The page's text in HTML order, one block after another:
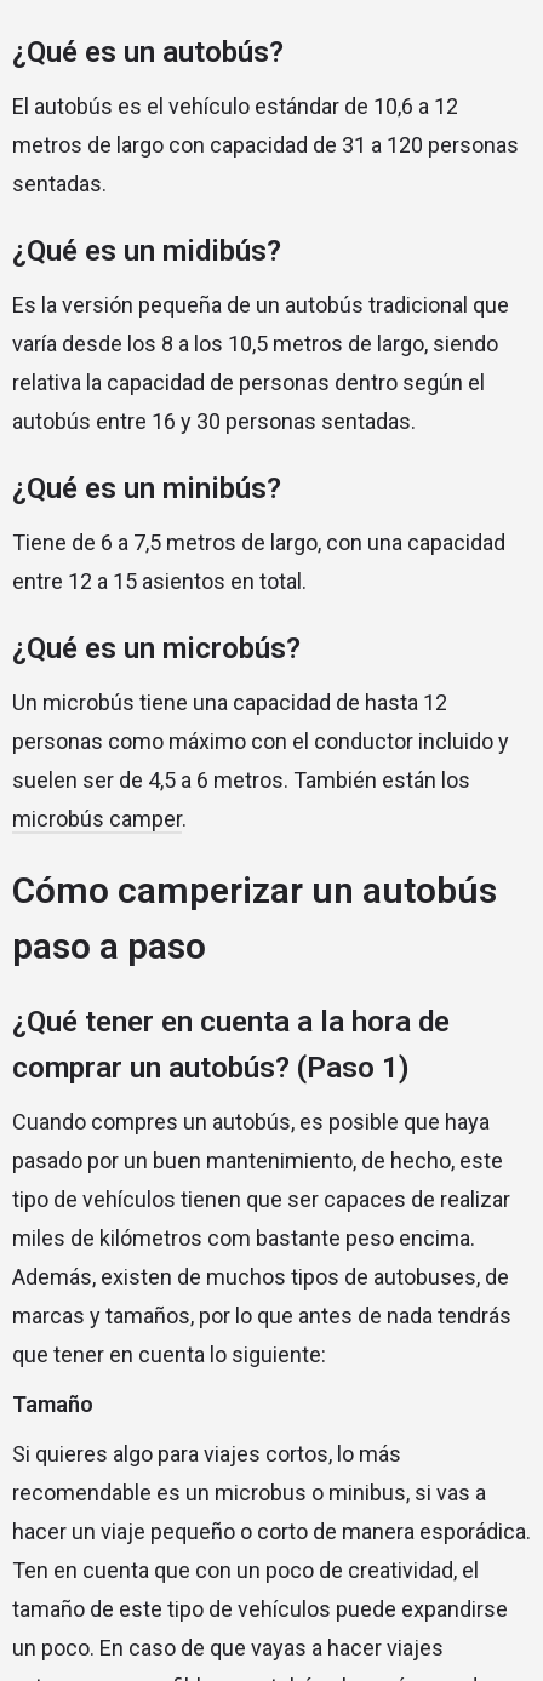
¿Qué es un autobús?
El autobús es el vehículo estándar de 10,6 a 12
metros de largo con capacidad de 31 a 120 personas
sentadas.
¿Qué es un midibús?
Es la versión pequeña de un autobús tradicional que
varía desde los 8 a los 10,5 metros de largo, siendo
relativa la capacidad de personas dentro según el
autobús entre 16 y 30 personas sentadas.
¿Qué es un minibús?
Tiene de 6 a 7,5 metros de largo, con una capacidad
entre 12 a 15 asientos en total.
¿Qué es un microbús?
Un microbús tiene una capacidad de hasta 12
personas como máximo con el conductor incluido y
suelen ser de 4,5 a 6 metros. También están los
microbús camper.
Cómo camperizar un autobús
paso a paso
¿Qué tener en cuenta a la hora de
comprar un autobús? (Paso 1)
Cuando compres un autobús, es posible que haya
pasado por un buen mantenimiento, de hecho, este
tipo de vehículos tienen que ser capaces de realizar
miles de kilómetros com bastante peso encima.
Además, existen de muchos tipos de autobuses, de
marcas y tamaños, por lo que antes de nada tendrás
que tener en cuenta lo siguiente:
Tamaño
Si quieres algo para viajes cortos, lo más
recomendable es un microbus o minibus, si vas a
hacer un viaje pequeño o corto de manera esporádica.
Ten en cuenta que con un poco de creatividad, el
tamaño de este tipo de vehículos puede expandirse
un poco. En caso de que vayas a hacer viajes